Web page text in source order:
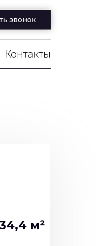
звонок
Контакты
м²